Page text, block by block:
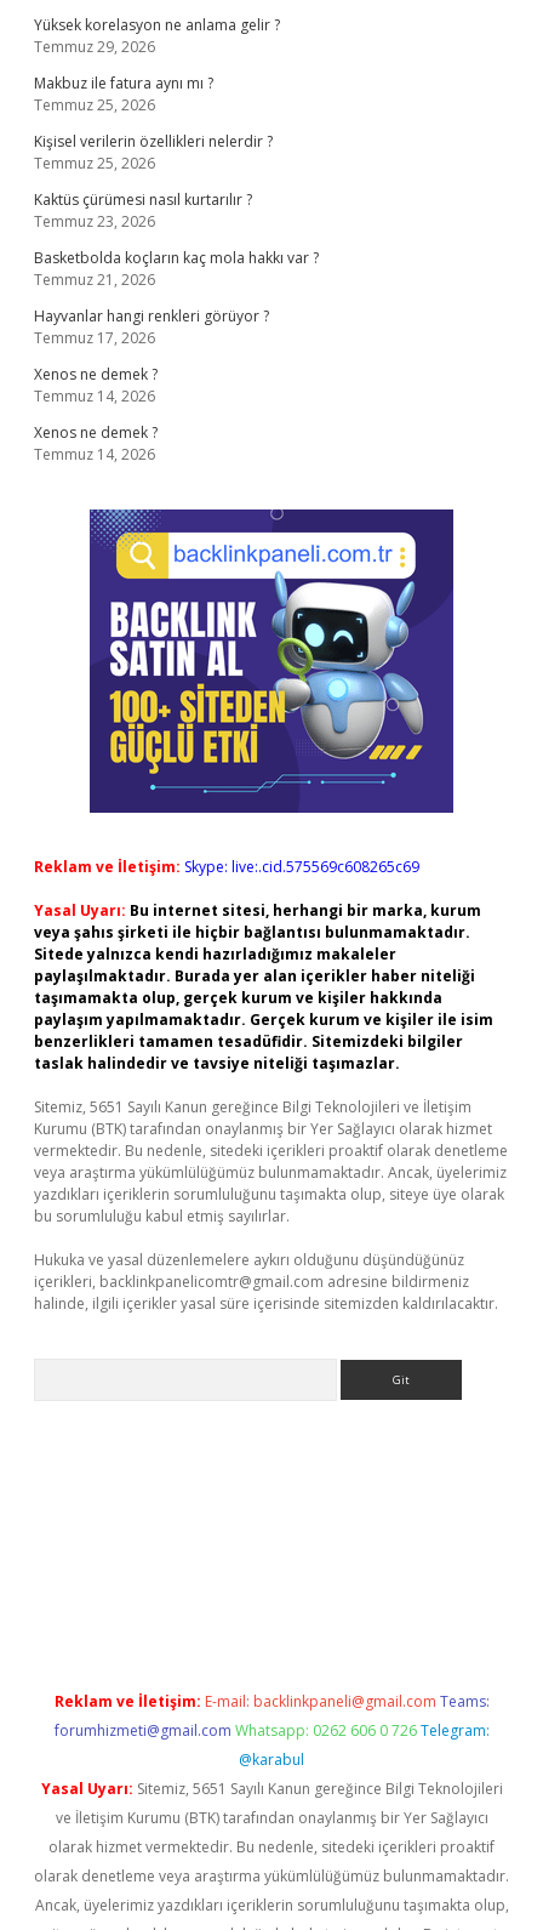
Yüksek korelasyon ne anlama gelir ?
Temmuz 29, 2026
Makbuz ile fatura aynı mı ?
Temmuz 25, 2026
Kişisel verilerin özellikleri nelerdir ?
Temmuz 25, 2026
Kaktüs çürümesi nasıl kurtarılır ?
Temmuz 23, 2026
Basketbolda koçların kaç mola hakkı var ?
Temmuz 21, 2026
Hayvanlar hangi renkleri görüyor ?
Temmuz 17, 2026
Xenos ne demek ?
Temmuz 14, 2026
Xenos ne demek ?
Temmuz 14, 2026
Reklam ve İletişim: Skype: live:.cid.575569c608265c69
Yasal Uyarı: Bu internet sitesi, herhangi bir marka, kurum
veya şahıs şirketi ile hiçbir bağlantısı bulunmamaktadır.
Sitede yalnızca kendi hazırladığımız makaleler
paylaşılmaktadır. Burada yer alan içerikler haber niteliği
taşımamakta olup, gerçek kurum ve kişiler hakkında
paylaşım yapılmamaktadır. Gerçek kurum ve kişiler ile isim
benzerlikleri tamamen tesadüfidir. Sitemizdeki bilgiler
taslak halindedir ve tavsiye niteliği taşımazlar.
Sitemiz, 5651 Sayılı Kanun gereğince Bilgi Teknolojileri ve İletişim
Kurumu (BTK) tarafından onaylanmış bir Yer Sağlayıcı olarak hizmet
vermektedir. Bu nedenle, sitedeki içerikleri proaktif olarak denetleme
veya araştırma yükümlülüğümüz bulunmamaktadır. Ancak, üyelerimiz
yazdıkları içeriklerin sorumluluğunu taşımakta olup, siteye üye olarak
bu sorumluluğu kabul etmiş sayılırlar.
Hukuka ve yasal düzenlemelere aykırı olduğunu düşündüğünüz
içerikleri, backlinkpanelicomtr@gmail.com adresine bildirmeniz
halinde, ilgili içerikler yasal süre içerisinde sitemizden kaldırılacaktır.
Reklam ve İletişim: E-mail: backlinkpaneli@gmail.com Teams:
forumhizmeti@gmail.com Whatsapp: 0262 606 0 726 Telegram:
@karabul
Yasal Uyarı: Sitemiz, 5651 Sayılı Kanun gereğince Bilgi Teknolojileri
ve İletişim Kurumu (BTK) tarafından onaylanmış bir Yer Sağlayıcı
olarak hizmet vermektedir. Bu nedenle, sitedeki içerikleri proaktif
olarak denetleme veya araştırma yükümlülüğümüz bulunmamaktadır.
Ancak, üyelerimiz yazdıkları içeriklerin sorumluluğunu taşımakta olup,